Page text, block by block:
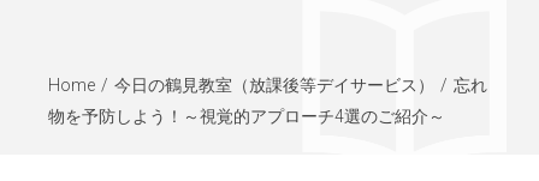
Home 今日の鶴見教室（放課後等デイサービス）
忘れ
物を予防しよう！～視覚的アプローチ4選のご紹介～